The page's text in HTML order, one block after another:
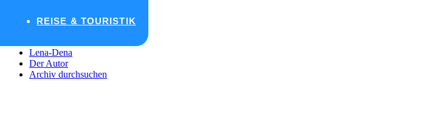
Lena-Dena
Der Autor
Archiv durchsuchen
REISE & TOURISTIK